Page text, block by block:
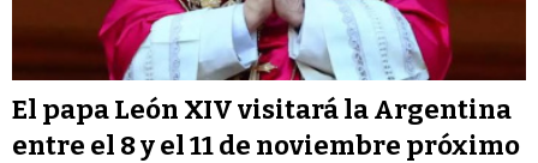
El papa León XIV visitará la Argentina
entre el 8 y el 11 de noviembre próximo